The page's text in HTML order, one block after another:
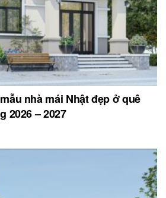
nhà mái Nhật đẹp ở quê
2026 – 2027